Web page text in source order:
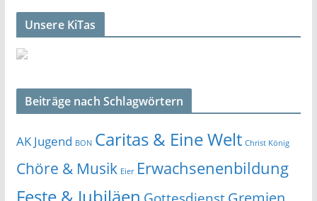
Unsere KiTas
Beiträge nach Schlagwörtern
AK Jugend BON Caritas & Eine Welt Christ König
Chöre & Musik Eier Erwachsenenbildung